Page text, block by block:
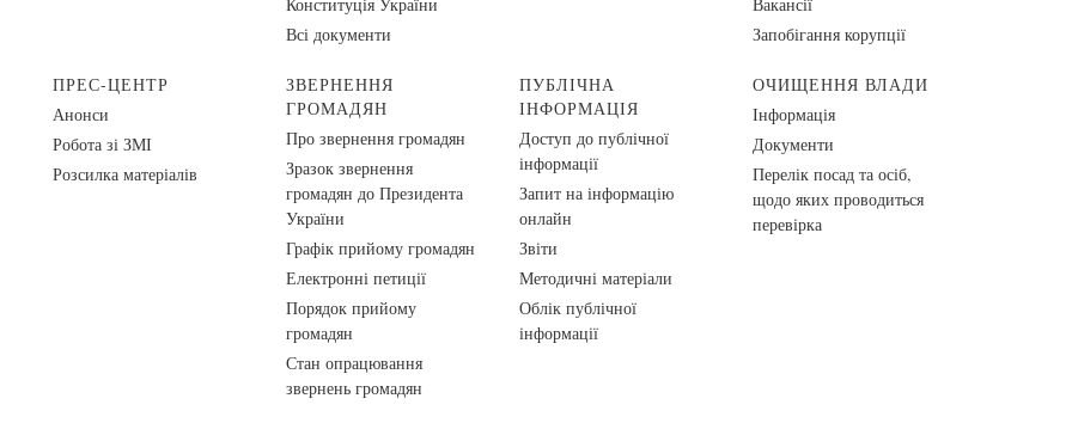
Конституція України
Всі документи
Вакансії
Запобігання корупції
ПРЕС-ЦЕНТР
Анонси
Робота зі ЗМІ
Розсилка матеріалів
ЗВЕРНЕННЯ
ГРОМАДЯН
Про звернення громадян
Зразок звернення
громадян до Президента
України
Графік прийому громадян
Електронні петиції
Порядок прийому
громадян
Стан опрацювання
звернень громадян
ПУБЛІЧНА
ІНФОРМАЦІЯ
Доступ до публічної
інформації
Запит на інформацію
онлайн
Звіти
Методичні матеріали
Облік публічної
інформації
ОЧИЩЕННЯ ВЛАДИ
Інформація
Документи
Перелік посад та осіб,
щодо яких проводиться
перевірка